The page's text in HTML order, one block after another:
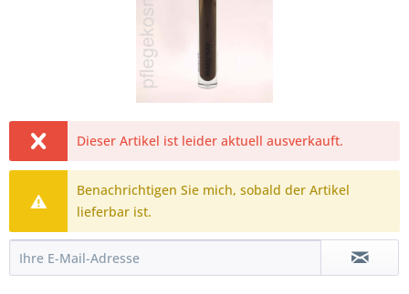
Dieser Artikel ist leider aktuell ausverkauft.
Benachrichtigen Sie mich, sobald der Artikel
lieferbar ist.